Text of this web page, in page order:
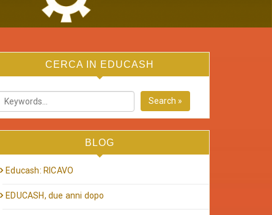
CERCA IN EDUCASH
Search »
BLOG
Educash: RICAVO
EDUCASH, due anni dopo